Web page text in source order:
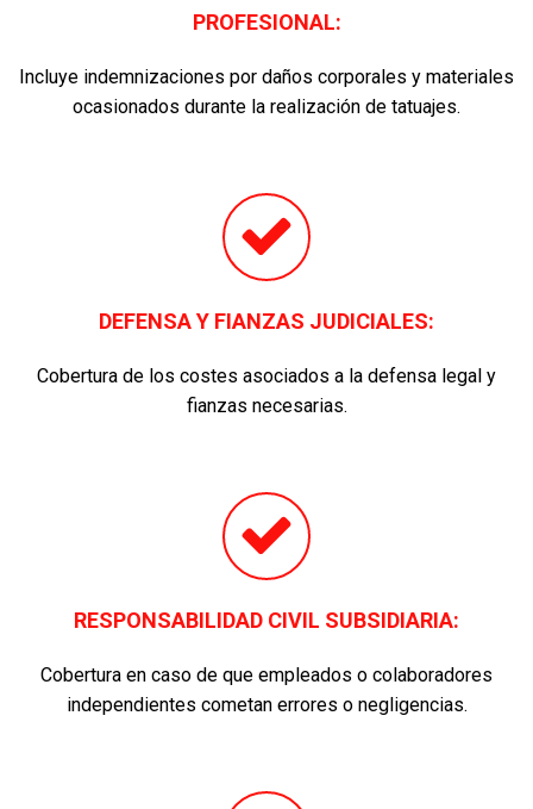
PROFESIONAL:
Incluye indemnizaciones por daños corporales y materiales
ocasionados durante la realización de tatuajes.
DEFENSA Y FIANZAS JUDICIALES:
Cobertura de los costes asociados a la defensa legal y
fianzas necesarias.
RESPONSABILIDAD CIVIL SUBSIDIARIA:
Cobertura en caso de que empleados o colaboradores
independientes cometan errores o negligencias.